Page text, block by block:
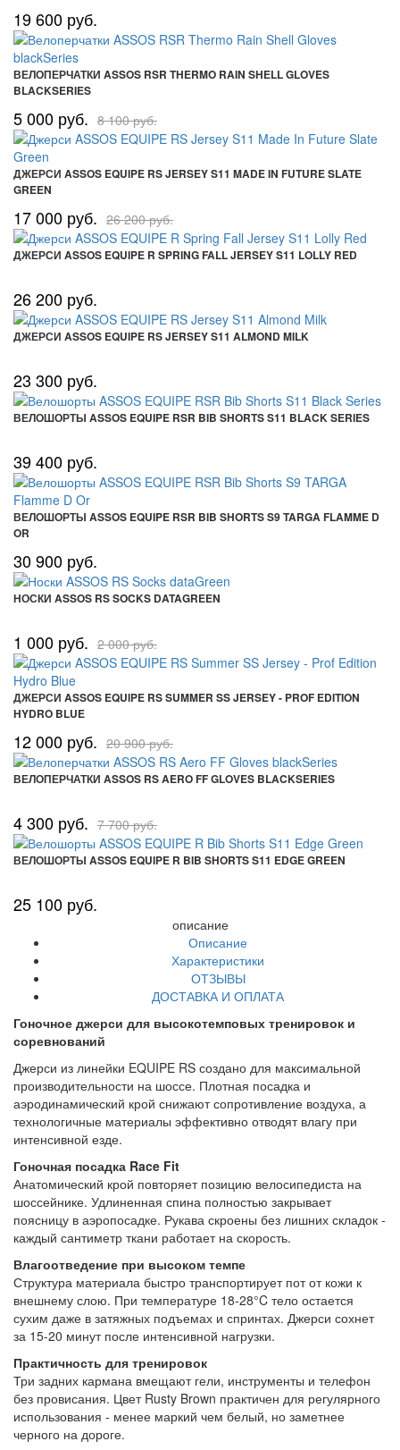
19 600 руб.
ВЕЛОПЕРЧАТКИ ASSOS RSR THERMO RAIN SHELL GLOVES
BLACKSERIES
5 000 руб. 8 100 руб.
ДЖЕРСИ ASSOS EQUIPE RS JERSEY S11 MADE IN FUTURE SLATE
GREEN
17 000 руб. 26 200 руб.
ДЖЕРСИ ASSOS EQUIPE R SPRING FALL JERSEY S11 LOLLY RED
26 200 руб.
ДЖЕРСИ ASSOS EQUIPE RS JERSEY S11 ALMOND MILK
23 300 руб.
ВЕЛОШОРТЫ ASSOS EQUIPE RSR BIB SHORTS S11 BLACK SERIES
39 400 руб.
ВЕЛОШОРТЫ ASSOS EQUIPE RSR BIB SHORTS S9 TARGA FLAMME D
OR
30 900 руб.
НОСКИ ASSOS RS SOCKS DATAGREEN
1 000 руб. 2 000 руб.
ДЖЕРСИ ASSOS EQUIPE RS SUMMER SS JERSEY - PROF EDITION
HYDRO BLUE
12 000 руб. 20 900 руб.
ВЕЛОПЕРЧАТКИ ASSOS RS AERO FF GLOVES BLACKSERIES
4 300 руб. 7 700 руб.
ВЕЛОШОРТЫ ASSOS EQUIPE R BIB SHORTS S11 EDGE GREEN
25 100 руб.
описание
Описание
Характеристики
ОТЗЫВЫ
ДОСТАВКА И ОПЛАТА
Гоночное джерси для высокотемповых тренировок и
соревнований
Джерси из линейки EQUIPE RS создано для максимальной
производительности на шоссе. Плотная посадка и
аэродинамический крой снижают сопротивление воздуха, а
технологичные материалы эффективно отводят влагу при
интенсивной езде.
Гоночная посадка Race Fit
Анатомический крой повторяет позицию велосипедиста на
шоссейнике. Удлиненная спина полностью закрывает
поясницу в аэропосадке. Рукава скроены без лишних складок -
каждый сантиметр ткани работает на скорость.
Влагоотведение при высоком темпе
Структура материала быстро транспортирует пот от кожи к
внешнему слою. При температуре 18-28°C тело остается
сухим даже в затяжных подъемах и спринтах. Джерси сохнет
за 15-20 минут после интенсивной нагрузки.
Практичность для тренировок
Три задних кармана вмещают гели, инструменты и телефон
без провисания. Цвет Rusty Brown практичен для регулярного
использования - менее маркий чем белый, но заметнее
черного на дороге.